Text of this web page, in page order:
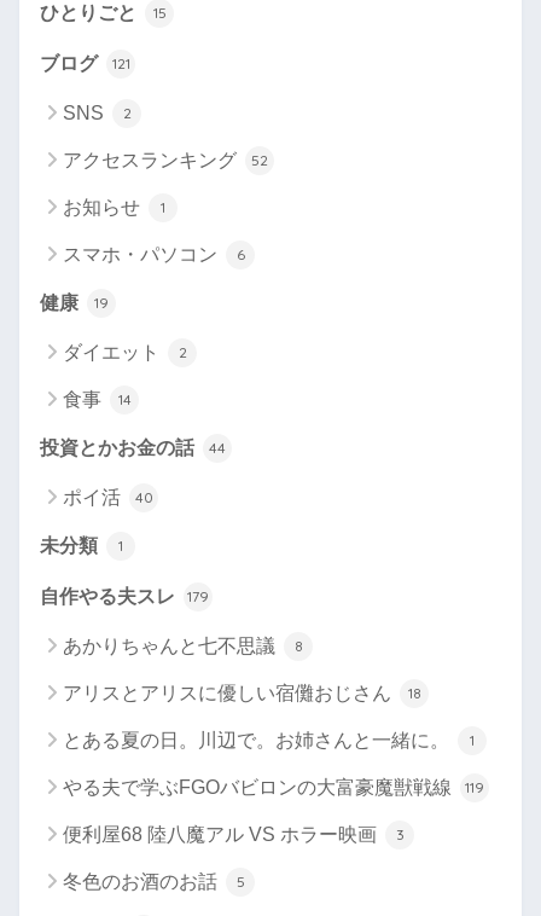
ひとりごと 15
ブログ 121
SNS 2
アクセスランキング 52
お知らせ 1
スマホ・パソコン 6
健康 19
ダイエット 2
食事 14
投資とかお金の話 44
ポイ活 40
未分類 1
自作やる夫スレ 179
あかりちゃんと七不思議 8
アリスとアリスに優しい宿儺おじさん 18
とある夏の日。川辺で。お姉さんと一緒に。 1
やる夫で学ぶFGOバビロンの大富豪魔獣戦線 119
便利屋68 陸八魔アル VS ホラー映画 3
冬色のお酒のお話 5